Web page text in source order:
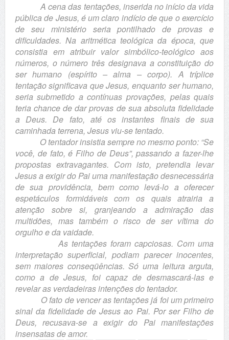
A cena das tentações, inserida no início da vida
pública de Jesus, é um claro indício de que o exercício
de seu ministério seria pontilhado de provas e
dificuldades. Na aritmética teológica da época, que
consistia em atribuir valor simbólico-teológico aos
números, o número três designava a constituição do
ser humano (espírito – alma – corpo). A tríplice
tentação significava que Jesus, enquanto ser humano,
seria submetido a contínuas provações, pelas quais
teria chance de dar provas de sua absoluta fidelidade
a Deus. De fato, até os instantes finais de sua
caminhada terrena, Jesus viu-se tentado.
O tentador insistia sempre no mesmo ponto: “Se
você, de fato, é Filho de Deus”, passando a fazer-lhe
propostas extravagantes. Com isto, pretendia levar
Jesus a exigir do Pai uma manifestação desnecessária
de sua providência, bem como levá-lo a oferecer
espetáculos formidáveis com os quais atrairia a
atenção sobre si, granjeando a admiração das
multidões, mas também o risco de ser vítima do
orgulho e da vaidade.
As tentações foram capciosas. Com uma
interpretação superficial, podiam parecer inocentes,
sem maiores conseqüências. Só uma leitura arguta,
como a de Jesus, foi capaz de desmascará-las e
revelar as verdadeiras intenções do tentador.
O fato de vencer as tentações já foi um primeiro
sinal da fidelidade de Jesus ao Pai. Por ser Filho de
Deus, recusava-se a exigir do Pai manifestações
insensatas de amor.